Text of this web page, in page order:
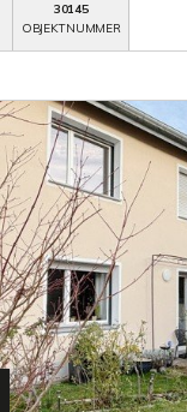
30145
OBJEKTNUMMER